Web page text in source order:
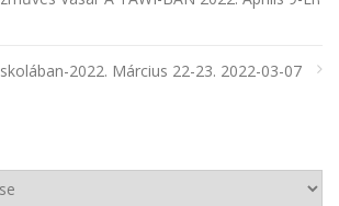
2022. Március 22-23. 2022-03-07